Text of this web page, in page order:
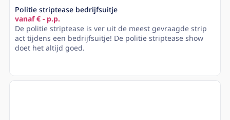
Politie striptease bedrijfsuitje
vanaf € - p.p.
De politie striptease is ver uit de meest gevraagde strip
act tijdens een bedrijfsuitje! De politie striptease show
doet het altijd goed.